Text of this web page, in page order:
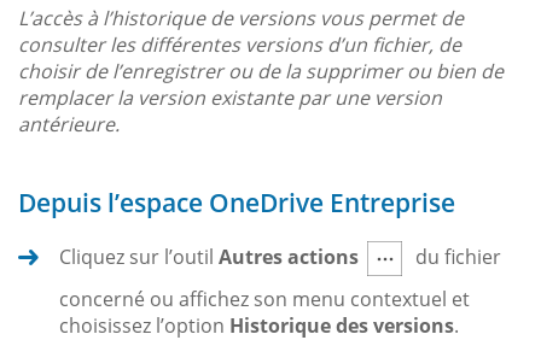
L’accès à l’historique de versions vous permet de
consulter les différentes versions d’un fichier, de
choisir de l’enregistrer ou de la supprimer ou bien de
remplacer la version existante par une version
antérieure.
Depuis l’espace OneDrive Entreprise
Cliquez sur l’outil Autres actions
du fichier
concerné ou affichez son menu contextuel et
choisissez l’option Historique des versions.